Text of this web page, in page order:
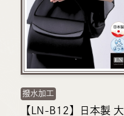
撥水加工
【LN-B12】日本製 大